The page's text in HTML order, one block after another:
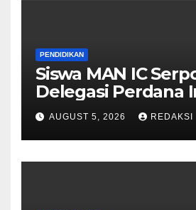
PENDIDIKAN
Siswa MAN IC
Delegasi Perdana
di Olimpiade Sains
Internasional
AUGUST 5, 2026 REDAKSI